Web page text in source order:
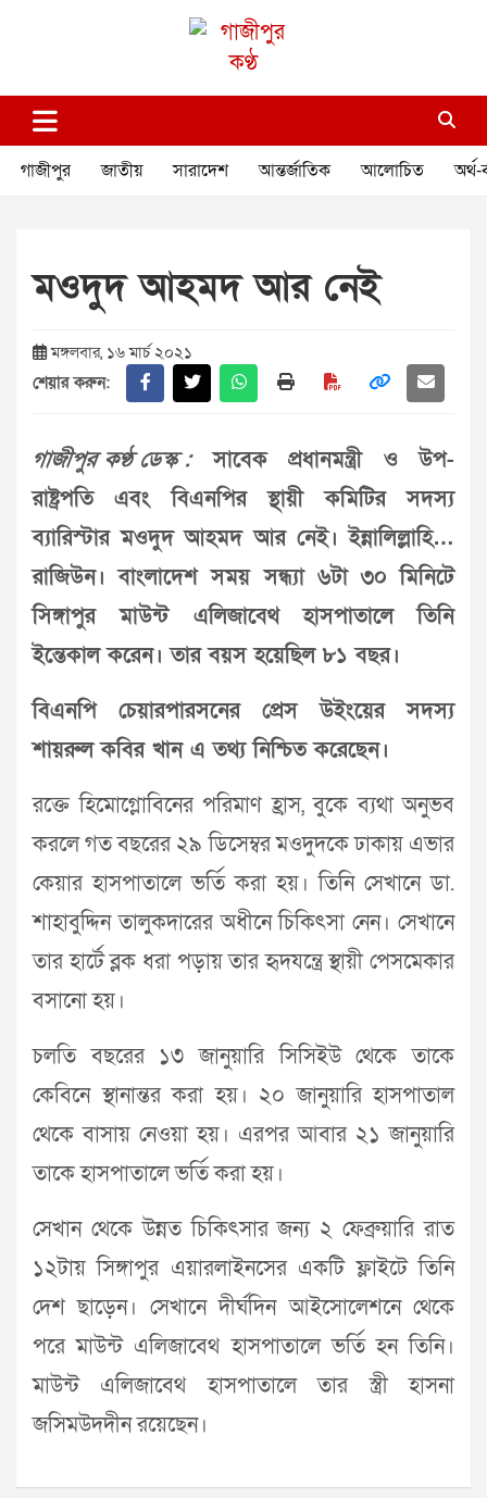
গাজীপুর কণ্ঠ
গাজীপুর জাতীয় সারাদেশ আন্তর্জাতিক আলোচিত অর্থ-
মওদুদ আহমদ আর নেই
মঙ্গলবার, ১৬ মার্চ ২০২১
শেয়ার করুন:
গাজীপুর কণ্ঠ ডেস্ক :সাবেক প্রধানমন্ত্রী ও উপ-
রাষ্ট্রপতি এবং বিএনপির স্থায়ী কমিটির সদস্য
ব্যারিস্টার মওদুদ আহমদ আর নেই। ইন্নালিল্লাহি…
রাজিউন। বাংলাদেশ সময় সন্ধ্যা ৬টা ৩০ মিনিটে
সিঙ্গাপুর মাউন্ট এলিজাবেথ হাসপাতালে তিনি
ইন্তেকাল করেন। তার বয়স হয়েছিল ৮১ বছর।
বিএনপি চেয়ারপারসনের প্রেস উইংয়ের সদস্য
শায়রুল কবির খান এ তথ্য নিশ্চিত করেছেন।
রক্তে হিমোগ্লোবিনের পরিমাণ হ্রাস, বুকে ব্যথা অনুভব
করলে গত বছরের ২৯ ডিসেম্বর মওদুদকে ঢাকায় এভার
কেয়ার হাসপাতালে ভর্তি করা হয়। তিনি সেখানে ডা.
শাহাবুদ্দিন তালুকদারের অধীনে চিকিৎসা নেন। সেখানে
তার হার্টে ব্লক ধরা পড়ায় তার হৃদযন্ত্রে স্থায়ী পেসমেকার
বসানো হয়।
চলতি বছরের ১৩ জানুয়ারি সিসিইউ থেকে তাকে
কেবিনে স্থানান্তর করা হয়। ২০ জানুয়ারি হাসপাতাল
থেকে বাসায় নেওয়া হয়। এরপর আবার ২১ জানুয়ারি
তাকে হাসপাতালে ভর্তি করা হয়।
সেখান থেকে উন্নত চিকিৎসার জন্য ২ ফেব্রুয়ারি রাত
১২টায় সিঙ্গাপুর এয়ারলাইনসের একটি ফ্লাইটে তিনি
দেশ ছাড়েন। সেখানে দীর্ঘদিন আইসোলেশনে থেকে
পরে মাউন্ট এলিজাবেথ হাসপাতালে ভর্তি হন তিনি।
মাউন্ট এলিজাবেথ হাসপাতালে তার স্ত্রী হাসনা
জসিমউদদীন রয়েছেন।